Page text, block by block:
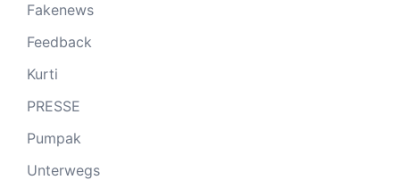
Fakenews
Feedback
Kurti
PRESSE
Pumpak
Unterwegs